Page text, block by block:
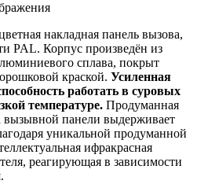
накладная панель вызова,
PAL. Корпус произведён из
сплава, покрыт
краской. Усиленная
работать в суровых
температуре. Продуманная
вызывной панели выдерживает
уникальной продуманной
ифракрасная
реагирующая в зависимости